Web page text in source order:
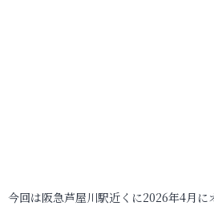
今回は阪急芦屋川駅近くに2026年4月に